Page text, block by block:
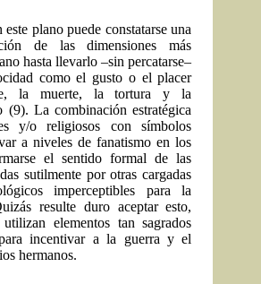
plano puede constatarse una
de las dimensiones más
hasta llevarlo –sin percatarse–
como el gusto o el placer
la muerte, la tortura y la
(9). La combinación estratégica
y/o religiosos con símbolos
a niveles de fanatismo en los
el sentido formal de las
sutilmente por otras cargadas
imperceptibles para la
resulte duro aceptar esto,
elementos tan sagrados
incentivar a la guerra y el
hermanos.